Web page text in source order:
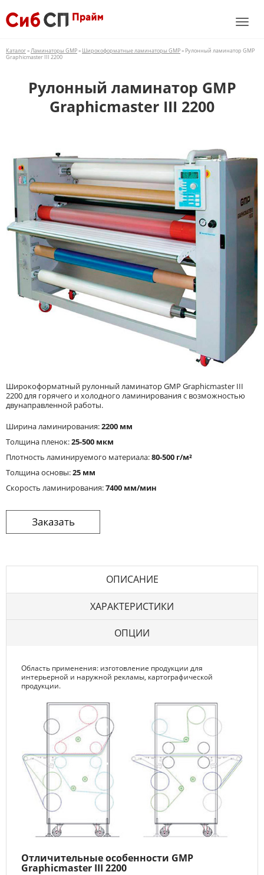
Каталог»Ламинаторы GMP» Широкоформатные ламинаторы GMP» Рулонный ламинатор GMP
Graphicmaster III 2200
Рулонный ламинатор GMP
Graphicmaster III 2200
Широкоформатный рулонный ламинатор GMP Graphicmaster III
2200 для горячего и холодного ламинирования с возможностью
двунаправленной работы.
Ширина ламинирования:2200 мм
Толщина пленок:25-500 мкм
Плотность ламинируемого материала:80-500 г/м²
Толщина основы:25 мм
Скорость ламинирования:7400 мм/мин
ОПИСАНИЕ
ХАРАКТЕРИСТИКИ
ОПЦИИ
Область применения: изготовление продукции для
интерьерной и наружной рекламы, картографической
продукции.
Отличительные особенности GMP
Graphicmaster III 2200